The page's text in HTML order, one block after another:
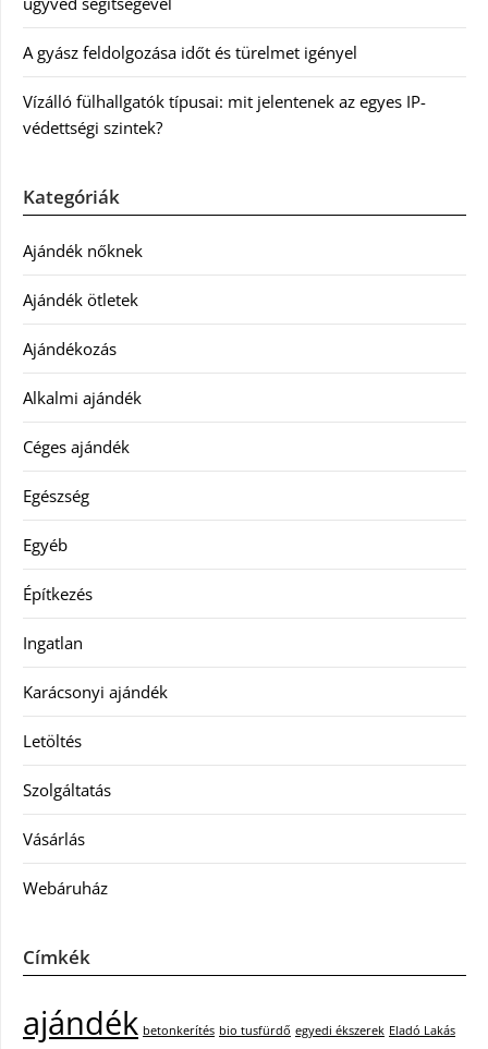
A gyász feldolgozása időt és türelmet igényel
Vízálló fülhallgatók típusai: mit jelentenek az egyes IP-
védettségi szintek?
Kategóriák
Ajándék nőknek
Ajándék ötletek
Ajándékozás
Alkalmi ajándék
Céges ajándék
Egészség
Egyéb
Építkezés
Ingatlan
Karácsonyi ajándék
Letöltés
Szolgáltatás
Vásárlás
Webáruház
Címkék
ajándék betonkerítés bio tusfürdő egyedi ékszerek Eladó Lakás